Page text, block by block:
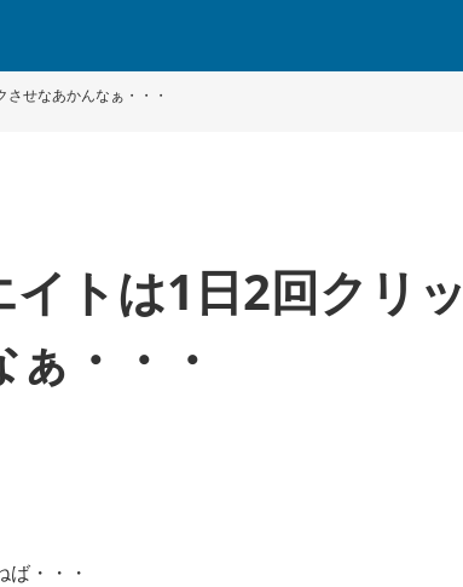
せなあかんなぁ・・・
トは1日2回クリッ
・・・
・・・